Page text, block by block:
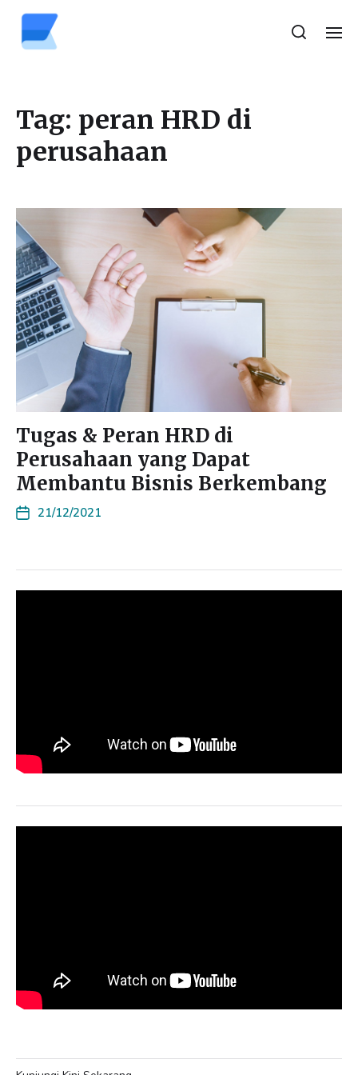
Tag: peran HRD di
perusahaan
Tugas & Peran HRD di
Perusahaan yang Dapat
Membantu Bisnis Berkembang
21/12/2021